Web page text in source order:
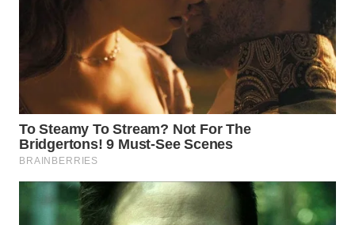
WN
LABUANBAJO
WN
BORNEO
Wahana